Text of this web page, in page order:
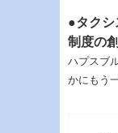
●タクシ
制度の
ハプスブ
かにもう